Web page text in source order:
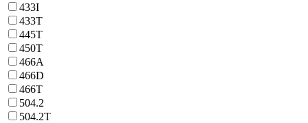
433I
433T
445T
450T
466A
466D
466T
504.2
504.2T